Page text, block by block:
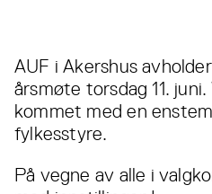
AUF i Akershus
årsmøte torsdag 11.
kommet med en
fylkesstyre.
På vegne av alle i